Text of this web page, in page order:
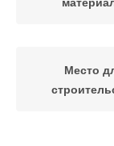
Место